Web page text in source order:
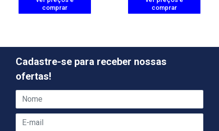
comprar
comprar
Cadastre-se para receber nossas
ofertas!